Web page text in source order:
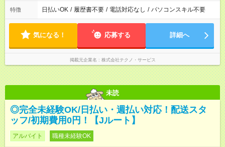
特徴 日払いOK / 履歴書不要 / 電話対応なし / パソコンスキル不要
気になる！ 応募する 詳細へ
掲載元企業名 株式会社テクノ・サービス
未読
◎完全未経験OK/日払い・週払い対応！配送スタ
ッフ/初期費用0円！【Jルート】
アルバイト 職種未経験OK